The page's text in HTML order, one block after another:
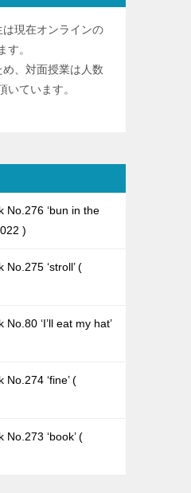
現在オンラインの
す。
、対面授業は人数
いています。
No.276 ‘bun in the
‘stroll’
‘I’ll eat my hat’
‘fine’
‘book’